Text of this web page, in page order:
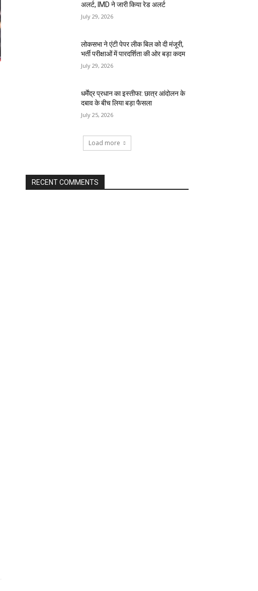
अलर्ट, IMD ने जारी किया रेड अलर्ट
July 29, 2026
लोकसभा ने एंटी पेपर लीक बिल को दी मंजूरी,
भर्ती परीक्षाओं में पारदर्शिता की ओर बड़ा कदम
July 29, 2026
धर्मेंद्र प्रधान का इस्तीफा: छात्र आंदोलन के
दबाव के बीच लिया बड़ा फैसला
July 25, 2026
Load more
RECENT COMMENTS